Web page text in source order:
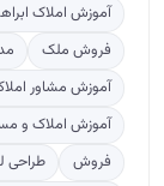
آموزش املاک
فروش ملک
آموزش مشاور
آموزش املاک و
فروش
طراحی